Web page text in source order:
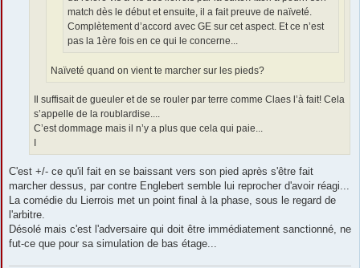
match dès le début et ensuite, il a fait preuve de naïveté.
Complètement d’accord avec GE sur cet aspect. Et ce n’est
pas la 1ère fois en ce qui le concerne...
Naïveté quand on vient te marcher sur les pieds?
Il suffisait de gueuler et de se rouler par terre comme Claes l’à fait! Cela
s’appelle de la roublardise....
C’est dommage mais il n’y a plus que cela qui paie...
C'est +/- ce qu'il fait en se baissant vers son pied après s'être fait
marcher dessus, par contre Englebert semble lui reprocher d'avoir réagi...
La comédie du Lierrois met un point final à la phase, sous le regard de
l'arbitre.
Désolé mais c'est l'adversaire qui doit être immédiatement sanctionné, ne
fut-ce que pour sa simulation de bas étage...